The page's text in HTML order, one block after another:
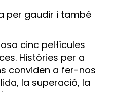
per gaudir i també
cinc pel·lícules
Històries per a
conviden a fer-nos
la superació, la